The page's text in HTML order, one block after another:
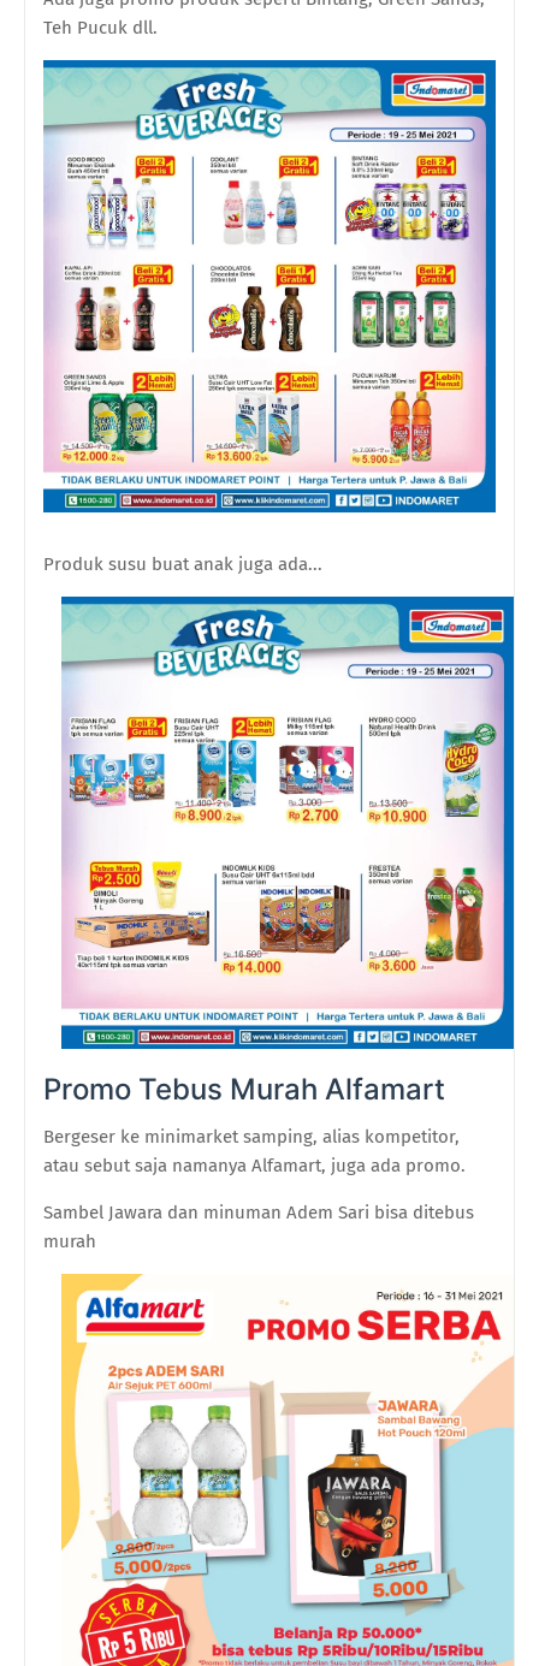
Teh Pucuk dll.
Produk susu buat anak juga ada...
Promo Tebus Murah Alfamart
Bergeser ke minimarket samping, alias kompetitor,
atau sebut saja namanya Alfamart, juga ada promo.
Sambel Jawara dan minuman Adem Sari bisa ditebus
murah